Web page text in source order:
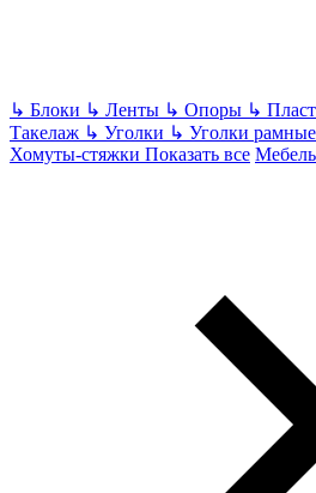
↳ Блоки ↳ Ленты ↳ Опоры ↳
Такелаж ↳ Уголки ↳ Уголки рамные
Хомуты-стяжки Показать все